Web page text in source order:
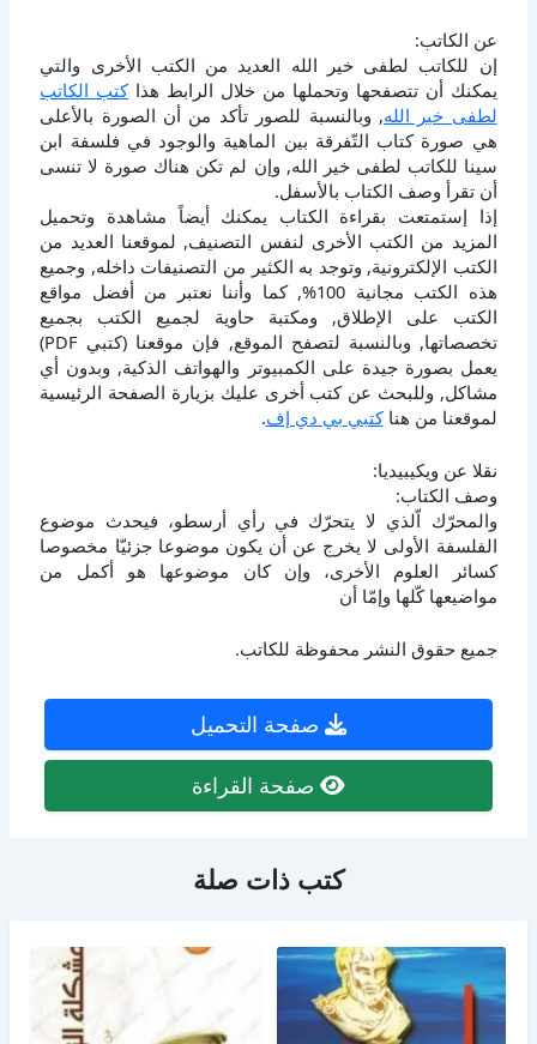
عن الكاتب:
إن للكاتب لطفى خير الله العديد من الكتب الأخرى والتي
يمكنك أن تتصفحها وتحملها من خلال الرابط هذاكتب الكاتب
لطفى خير الله, وبالنسبة للصور تأكد من أن الصورة بالأعلى
هي صورة كتاب التّفرقة بين الماهية والوجود في فلسفة ابن
سينا للكاتب لطفى خير الله, وإن لم تكن هناك صورة لا تنسى
أن تقرأ وصف الكتاب بالأسفل.
إذا إستمتعت بقراءة الكتاب يمكنك أيضاً مشاهدة وتحميل
المزيد من الكتب الأخرى لنفس التصنيف, لموقعنا العديد من
الكتب الإلكترونية, وتوجد به الكثير من التصنيفات داخله, وجميع
هذه الكتب مجانية 100%, كما وأننا نعتبر من أفضل مواقع
الكتب على الإطلاق, ومكتبة حاوية لجميع الكتب بجميع
تخصصاتها, وبالنسبة لتصفح الموقع, فإن موقعنا (كتبي PDF)
يعمل بصورة جيدة على الكمبيوتر والهواتف الذكية, وبدون أي
مشاكل, وللبحث عن كتب أخرى عليك بزيارة الصفحة الرئيسية
لموقعنا من هناكتبي بي دي إف.
نقلا عن ويكيبيديا:
وصف الكتاب:
والمحرّك اّلذي لا يتحرّك في رأي أرسطو، فيحدث موضوع
الفلسفة الأولى لا يخرج عن أن يكون موضوعا جزئيّا مخصوصا
كسائر العلوم الأخرى، وإن كان موضوعها هو أكمل من
مواضيعها كّلها وإمّا أن
جميع حقوق النشر محفوظة للكاتب.
صفحة التحميل
صفحة القراءة
كتب ذات صلة